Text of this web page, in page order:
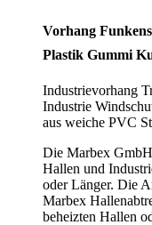
Vorhang
Plastik Gummi
Industrievorhang
Industrie
aus weiche PVC
Die Marbex
Hallen und
oder Länger. Die
Marbex
beheizten Hallen